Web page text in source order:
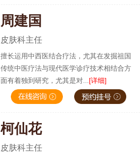
周建国
皮肤科主任
擅长运用中西医结合疗法，尤其在发掘祖国
传统中医疗法与现代医学诊疗技术相结合方
面有着独到研究，尤其是对... [详细]
柯仙花
皮肤科主任